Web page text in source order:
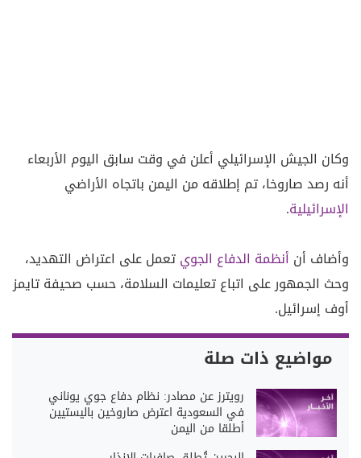
وكان الجيش الإسرائيلي أعلن في وقت سابق اليوم الأربعاء
أنه رصد صاروخا، تم إطلاقه من اليمن باتجاه الأراضي
الإسرائيلية.
وأضاف أن أنظمة الدفاع الجويتعمل على اعتراض التهديد،
وحث الجمهور على اتباع تعليمات السلامة، حسب صحيفة تايمز
أوف إسرائيل.
مواضيع ذات صلة
رويترز عن مصادر: نظام دفاع جوي يوناني
في السعودية اعترض صاروخين باليستيين
أطلقا من اليمن